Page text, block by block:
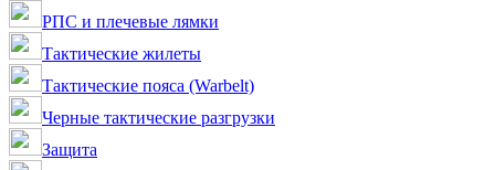
РПС и плечевые лямки
Тактические жилеты
Тактические пояса (Warbelt)
Черные тактические разгрузки
Защита